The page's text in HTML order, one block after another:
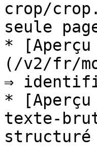
crop/
seule
*
(/v2/fr/
⇒
*
texte-
structuré